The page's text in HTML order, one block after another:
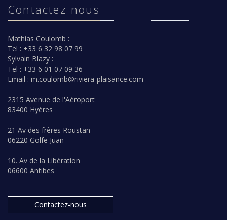
Contactez-nous
Mathias Coulomb :
Tel : +33 6 32 98 07 99
Sylvain Blazy :
Tel : +33 6 01 07 09 36
Email : m.coulomb@riviera-plaisance.com
2315 Avenue de l'Aéroport
83400 Hyères
21 Av des frères Roustan
06220 Golfe Juan
10. Av de la Libération
06600 Antibes
Contactez-nous